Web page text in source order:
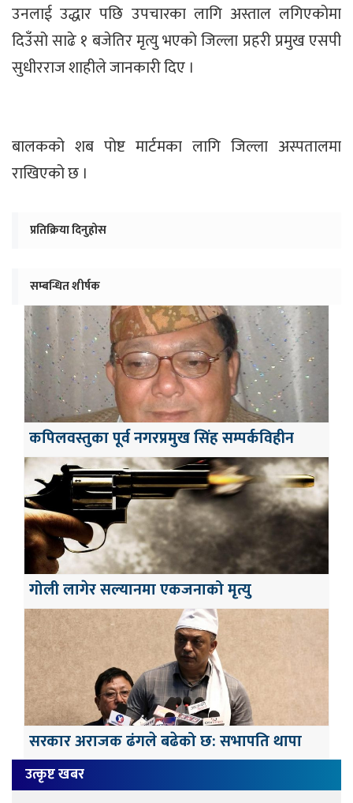
उनलाई उद्धार पछि उपचारका लागि अस्ताल लगिएकोमा
दिउँसो साढे १ बजेतिर मृत्यु भएको जिल्ला प्रहरी प्रमुख एसपी
सुधीरराज शाहीले जानकारी दिए ।
बालकको शब पोष्ट मार्टमका लागि जिल्ला अस्पतालमा
राखिएको छ ।
प्रतिक्रिया दिनुहोस
सम्बन्धित शीर्षक
कपिलवस्तुका पूर्व नगरप्रमुख सिंह सम्पर्कविहीन
गोली लागेर सल्यानमा एकजनाको मृत्यु
सरकार अराजक ढंगले बढेको छ: सभापति थापा
उत्कृष्ट खबर